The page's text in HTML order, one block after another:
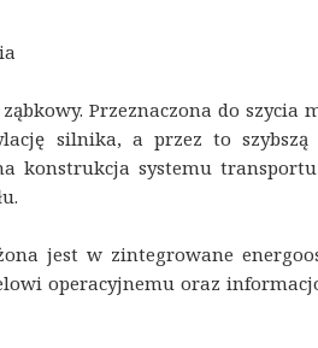
Przeznaczona do szycia
silnika, a przez to
konstrukcja systemu
jest w zintegrowane
operacyjnemu oraz